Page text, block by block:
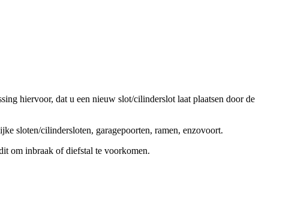
hiervoor, dat u een nieuw slot/cilinderslot laat plaatsen door de
sloten/cilindersloten, garagepoorten, ramen, enzovoort.
om inbraak of diefstal te voorkomen.